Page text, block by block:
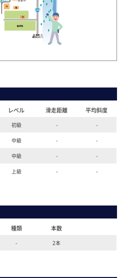
レベル 滑走距離 平均斜度
初級 - -
中級 - -
中級 - -
上級 - -
種類 本数
- 2本